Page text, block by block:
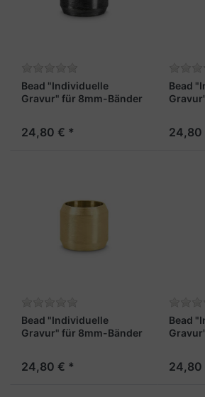
Bead "Individuelle
Gravur" für 8mm-Bänder
24,80 € *
Bead
24,80
Bead "Individuelle
Gravur" für 8mm-Bänder
24,80 € *
Bead
24,80